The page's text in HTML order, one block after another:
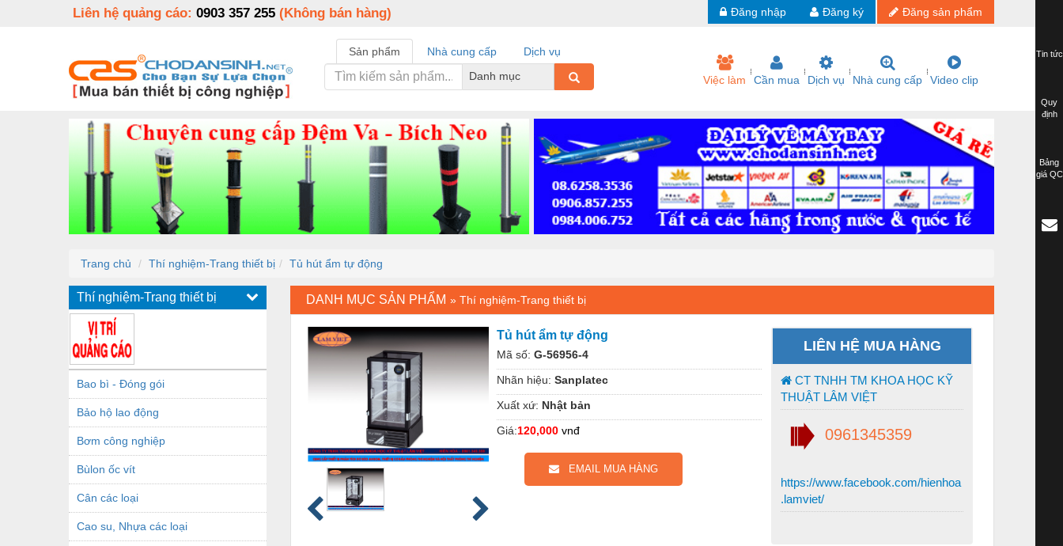
Liên hệ quảng cáo: 0903 357 255 (Không bán hàng) Đăng sản phẩm
Đăng ký
Đăng nhập
Sản phẩm Nhà cung cấp
Dịch vụ
Danh mục
Việc làm Cần mua Dịch vụ Nhà cung cấp Video clip
Trang chủ Thí nghiệm-Trang thiết bị Tủ hút ẩm tự động
Thí nghiệm-Trang thiết bị
Bao bì - Đóng gói
Bảo hộ lao động
Bơm công nghiệp
Bùlon ốc vít
Cân các loại
Cao su, Nhựa các loại
DANH MỤC SẢN PHẨM » Thí nghiệm-Trang thiết bị
Tủ hút ẩm tự động
Mã số: G-56956-4
Nhãn hiệu: Sanplatec
Xuất xứ: Nhật bản
Giá:120,000 vnđ
EMAIL MUA HÀNG
LIÊN HỆ MUA HÀNG
CT TNHH TM KHOA HỌC KỸ
THUẬT LÂM VIỆT
0961345359
https://www.facebook.com/hienhoa
.lamviet/
Tin tức
Quy
định
Bảng
giá QC